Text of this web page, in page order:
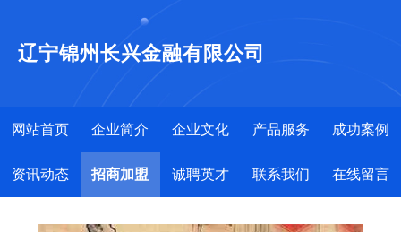
辽宁锦州长兴金融有限公司
网站首页 企业简介 企业文化 产品服务 成功案例
资讯动态 招商加盟 诚聘英才 联系我们 在线留言